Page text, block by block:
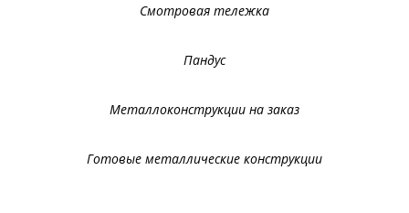
Смотровая тележка
Пандус
Металлоконструкции на заказ
Готовые металлические конструкции